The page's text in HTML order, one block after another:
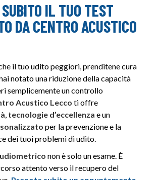
IL TUO TEST
DA CENTRO ACUSTICO
il tuo udito peggiori, prenditene cura
notato una riduzione della capacità
semplicemente un controllo
Acustico Lecco ti offre
, tecnologie d’eccellenza e un
per la prevenzione e la
dei tuoi problemi di udito.
non è solo un esame. È
attento verso il recupero del